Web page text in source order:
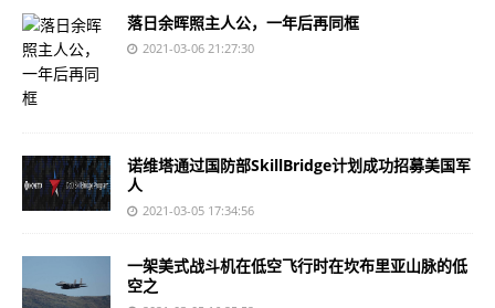
落日余晖照主人公，一年后再同框
2021-03-06 21:27:30
诺维塔通过国防部SkillBridge计划成功招募美国军
人
2021-03-05 17:34:56
一架美式战斗机在低空飞行时在坎布里亚山脉的低
空之